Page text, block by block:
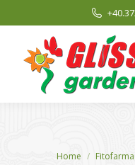
You are here:
Home